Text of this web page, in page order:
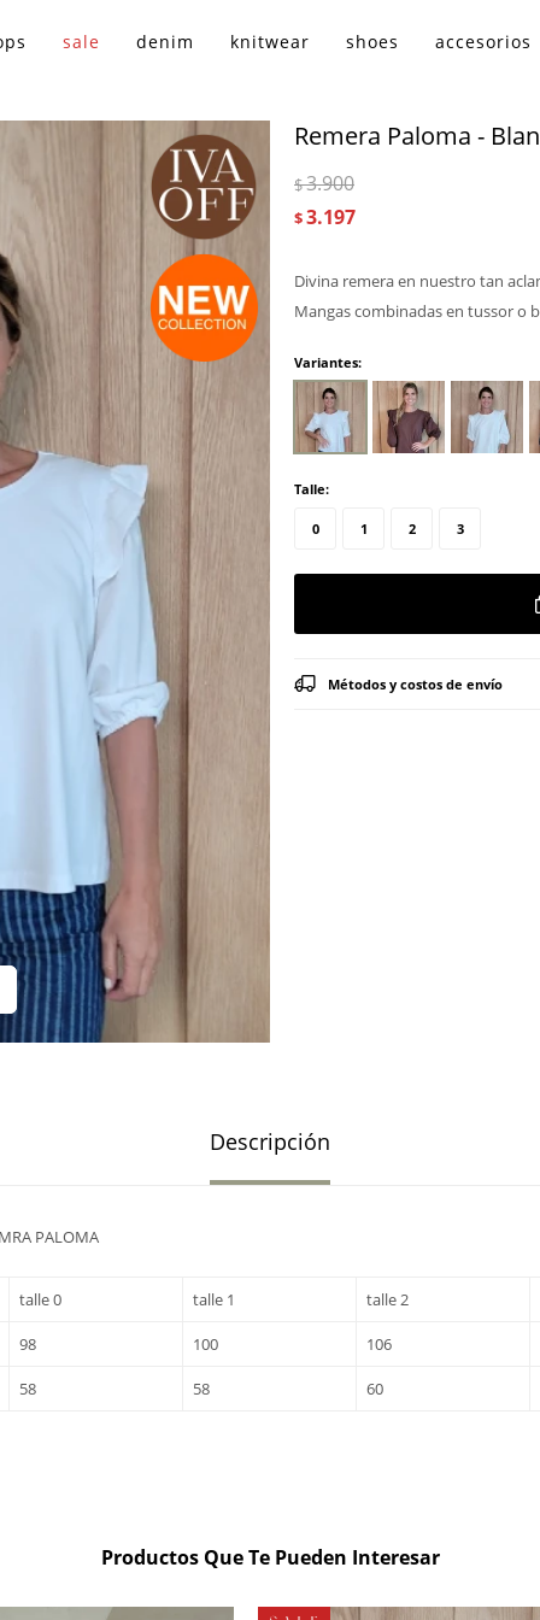
sale denim knitwear shoes accesorios
Remera Paloma -
$3.197
$3.900
Divina remera en nuestro tan
Mangas combinadas en tussor o
Variantes:
Talle:
0 1 2 3
Métodos y costos de envío
Descripción
PALOMA
talle 0 talle 1 talle 2
98 100 106
58 58 60
Productos Que Te Pueden Interesar